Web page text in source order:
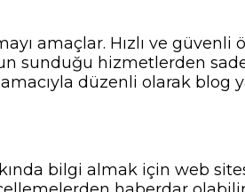
amaçlar. Hızlı ve
hizmetlerden
düzenli olarak blog
bilgi almak için web